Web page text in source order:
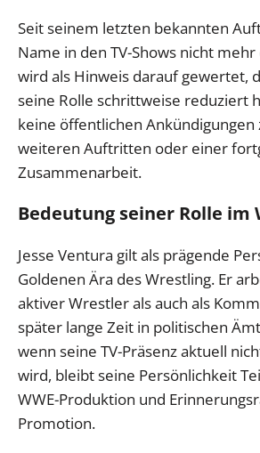
Seit seinem letzten bekannten
Name in den TV-Shows nicht
wird als Hinweis darauf gewertet,
seine Rolle schrittweise reduziert
keine öffentlichen Ankündigungen
weiteren Auftritten oder einer
Zusammenarbeit.
Bedeutung seiner Rolle im
Jesse Ventura gilt als prägende
Goldenen Ära des Wrestling. Er
aktiver Wrestler als auch als
später lange Zeit in politischen
wenn seine TV-Präsenz aktuell
wird, bleibt seine Persönlichkeit
WWE-Produktion und
Promotion.